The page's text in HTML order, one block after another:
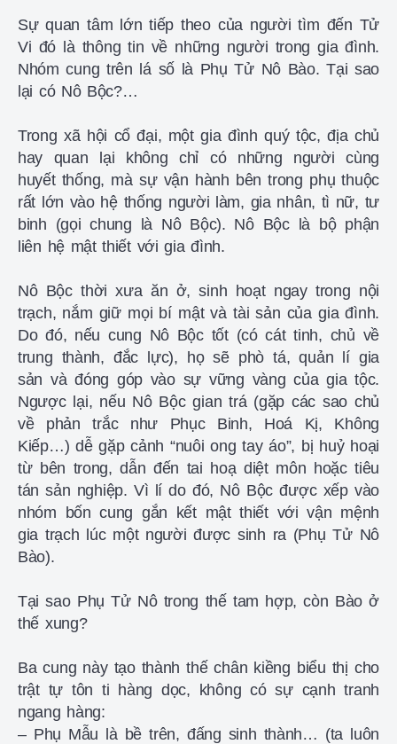
Sự quan tâm lớn tiếp theo của người tìm đến Tử
Vi đó là thông tin về những người trong gia đình.
Nhóm cung trên lá số là Phụ Tử Nô Bào. Tại sao
lại có Nô Bộc?…
Trong xã hội cổ đại, một gia đình quý tộc, địa chủ
hay quan lại không chỉ có những người cùng
huyết thống, mà sự vận hành bên trong phụ thuộc
rất lớn vào hệ thống người làm, gia nhân, tì nữ, tư
binh (gọi chung là Nô Bộc). Nô Bộc là bộ phận
liên hệ mật thiết với gia đình.
Nô Bộc thời xưa ăn ở, sinh hoạt ngay trong nội
trạch, nắm giữ mọi bí mật và tài sản của gia đình.
Do đó, nếu cung Nô Bộc tốt (có cát tinh, chủ về
trung thành, đắc lực), họ sẽ phò tá, quản lí gia
sản và đóng góp vào sự vững vàng của gia tộc.
Ngược lại, nếu Nô Bộc gian trá (gặp các sao chủ
về phản trắc như Phục Binh, Hoá Kị, Không
Kiếp…) dễ gặp cảnh “nuôi ong tay áo”, bị huỷ hoại
từ bên trong, dẫn đến tai hoạ diệt môn hoặc tiêu
tán sản nghiệp. Vì lí do đó, Nô Bộc được xếp vào
nhóm bốn cung gắn kết mật thiết với vận mệnh
gia trạch lúc một người được sinh ra (Phụ Tử Nô
Bào).
Tại sao Phụ Tử Nô trong thế tam hợp, còn Bào ở
thế xung?
Ba cung này tạo thành thế chân kiềng biểu thị cho
trật tự tôn ti hàng dọc, không có sự cạnh tranh
ngang hàng:
– Phụ Mẫu là bề trên, đấng sinh thành… (ta luôn